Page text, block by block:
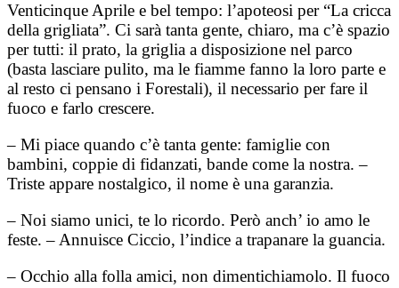
Venticinque Aprile e bel tempo: l’apoteosi per “La cricca
della grigliata”. Ci sarà tanta gente, chiaro, ma c’è spazio
per tutti: il prato, la griglia a disposizione nel parco
(basta lasciare pulito, ma le fiamme fanno la loro parte e
al resto ci pensano i Forestali), il necessario per fare il
fuoco e farlo crescere.
– Mi piace quando c’è tanta gente: famiglie con
bambini, coppie di fidanzati, bande come la nostra. –
Triste appare nostalgico, il nome è una garanzia.
– Noi siamo unici, te lo ricordo. Però anch’ io amo le
feste. – Annuisce Ciccio, l’indice a trapanare la guancia.
– Occhio alla folla amici, non dimentichiamolo. Il fuoco